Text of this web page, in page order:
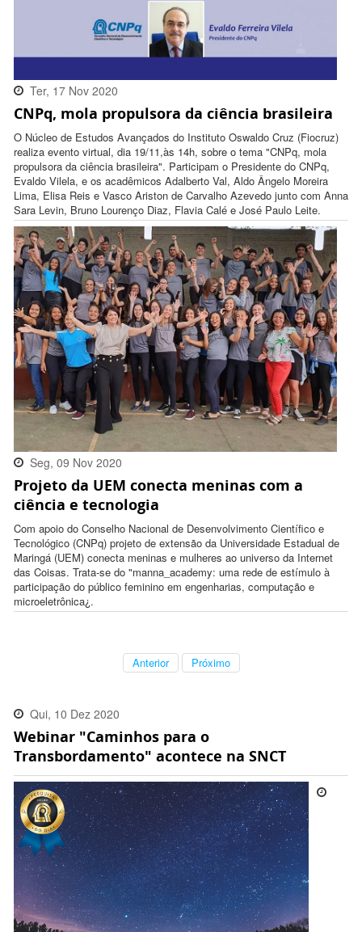
Ter, 17 Nov 2020
15:27:00 -0300
CNPq, mola propulsora da ciência brasileira
O Núcleo de Estudos Avançados do Instituto Oswaldo Cruz (Fiocruz)
realiza evento virtual, dia 19/11,às 14h, sobre o tema "CNPq, mola
propulsora da ciência brasileira". Participam o Presidente do CNPq,
Evaldo Vilela, e os acadêmicos Adalberto Val, Aldo Ângelo Moreira
Lima, Elisa Reis e Vasco Ariston de Carvalho Azevedo junto com Anna
Sara Levin, Bruno Lourenço Diaz, Flavia Calé e José Paulo Leite.
Seg, 09 Nov 2020
16:09:00 -0300
Projeto da UEM conecta meninas com a
ciência e tecnologia
Com apoio do Conselho Nacional de Desenvolvimento Científico e
Tecnológico (CNPq) projeto de extensão da Universidade Estadual de
Maringá (UEM) conecta meninas e mulheres ao universo da Internet
das Coisas. Trata-se do "manna_academy: uma rede de estímulo à
participação do público feminino em engenharias, computação e
microeletrônica¿.
Anterior Próximo
Qui, 10 Dez 2020
17:51:00 -0300
Webinar "Caminhos para o
Transbordamento" acontece na SNCT